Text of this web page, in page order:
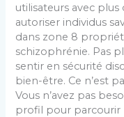
utilisateurs avec
autoriser individus
dans zone 8
schizophrénie. Pas
sentir en sécurité
bien-être. Ce n’est
Vous n’avez pas
profil pour parcourir